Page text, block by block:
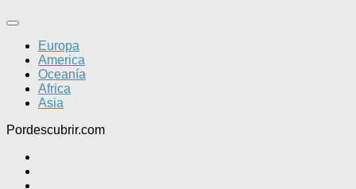
Europa
America
Oceanía
Africa
Asia
Pordescubrir.com